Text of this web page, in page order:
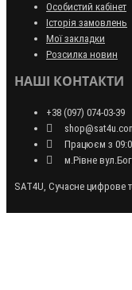
Особистий кабінет
Історія замовлень
Мої закладки
Розсилка новин
НАШІ КОНТАКТИ
+38 (097) 074-03-39
Працюєм з
м.Рівне
SAT4U, Сучасне цифрове